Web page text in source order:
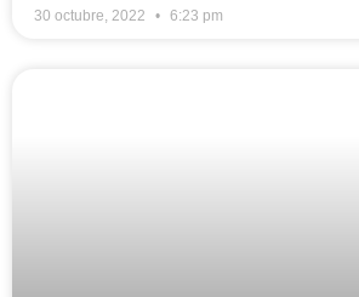
30 octubre, 2022 6:23 pm